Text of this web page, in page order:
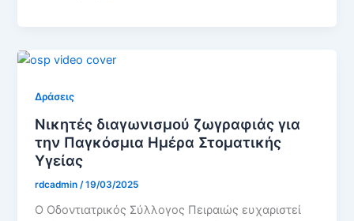
Δράσεις
Νικητές διαγωνισμού ζωγραφιάς για
την Παγκόσμια Ημέρα Στοματικής
Υγείας
rdcadmin /19/03/2025
Ο Οδοντιατρικός Σύλλογος Πειραιώς ευχαριστεί